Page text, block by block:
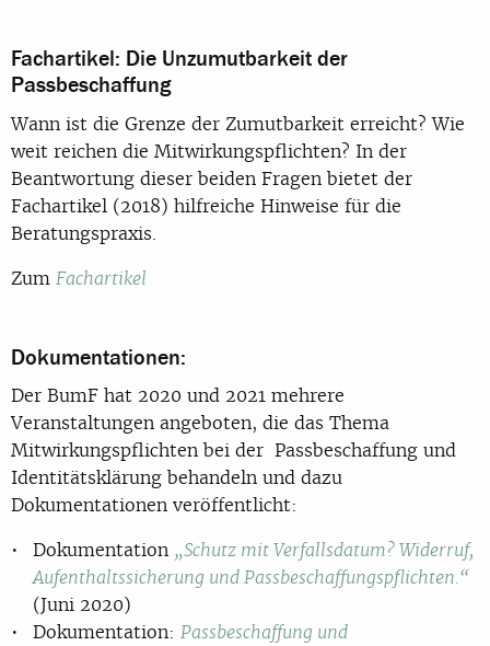
Fachartikel: Die Unzumutbarkeit der
Passbeschaffung
Wann ist die Grenze der Zumutbarkeit erreicht? Wie
weit reichen die Mitwirkungspflichten? In der
Beantwortung dieser beiden Fragen bietet der
Fachartikel (2018) hilfreiche Hinweise für die
Beratungspraxis.
Zum Fachartikel
Dokumentationen:
Der BumF hat 2020 und 2021 mehrere
Veranstaltungen angeboten, die das Thema
Mitwirkungspflichten bei der Passbeschaffung und
Identitätsklärung behandeln und dazu
Dokumentationen veröffentlicht:
Dokumentation „Schutz mit Verfallsdatum? Widerruf,
Aufenthaltssicherung und Passbeschaffungspflichten.“
(Juni 2020)
Dokumentation: Passbeschaffung und